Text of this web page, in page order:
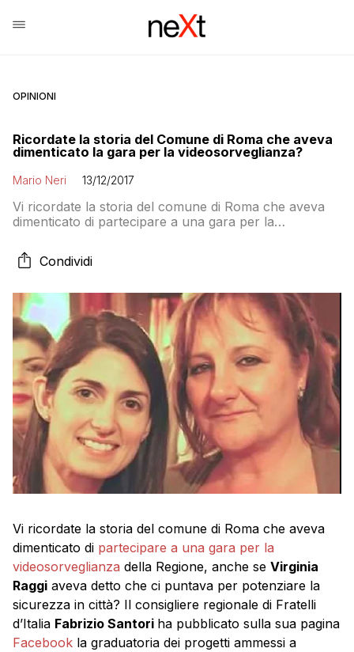
OPINIONI
Ricordate la storia del Comune di Roma che aveva
dimenticato la gara per la videosorveglianza?
Mario Neri 13/12/2017
Vi ricordate la storia del comune di Roma che aveva
dimenticato di partecipare a una gara per la
Raggi aveva detto che ci puntava per potenziare la
sicurezza in città? Il consigliere regionale di Fratelli
Facebook la graduatoria dei progetti ammessi a […]
Condividi
Vi ricordate la storia del comune di Roma che aveva
dimenticato di partecipare a una gara per la
videosorveglianza della Regione, anche se Virginia
Raggi aveva detto che ci puntava per potenziare la
sicurezza in città? Il consigliere regionale di Fratelli
d’Italia Fabrizio Santori ha pubblicato sulla sua pagina
Facebook la graduatoria dei progetti ammessi a